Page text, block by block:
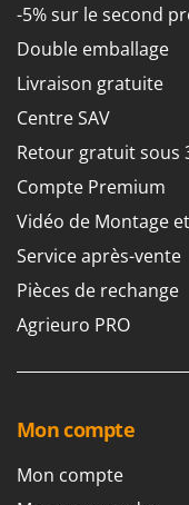
-5% sur le second
Double emballage
Livraison gratuite
Centre SAV
Retour gratuit sous
Compte Premium
Vidéo de Montage
Service après-vente
Pièces de rechange
Agrieuro PRO
Mon compte
Mon compte